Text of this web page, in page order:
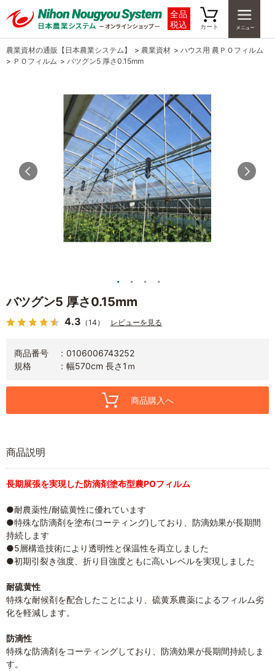
全品
税込
カート
農業資材の通販【日本農業システム】 > 農業資材 > ハウス用 農ＰＯフィルム
> ＰＯフィルム > バツグン5 厚さ0.15mm
バツグン5 厚さ0.15mm
4.3 （14） レビューを見る
商品番号
0106006743252
規格
幅570cm 長さ1ｍ
商品購入へ
商品説明
長期展張を実現した防滴剤塗布型農POフィルム
●耐農薬性/耐硫黄性に優れています
●特殊な防滴剤を塗布(コーティング)しており、防滴効果が長期間
持続します
●5層構造技術により透明性と保温性を両立しました
●初期引裂き強度、折り目強度ともに高いレベルを実現しました
耐硫黄性
特殊な耐候剤を配合したことにより、硫黄系農薬によるフィルム劣
化を軽減します。
防滴性
特殊な防滴剤をコーティングしており、防滴効果が長期間持続しま
す。